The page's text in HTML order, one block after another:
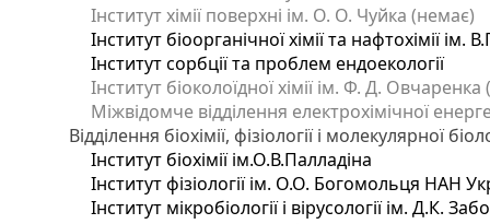
Інститут хімії поверхні ім. О. О. Чуйка (немає)
Інститут біоорганічної хімії та нафтохімії ім.
Інститут сорбції та проблем ендоекології
Інститут біоколоїдної хімії ім. Ф. Д.
Міжвідомче відділення електрохімічної
Відділення біохімії, фізіології і молекулярної
Інститут біохімії ім.О.В.Палладіна
Інститут фізіології ім. О.О. Богомольця НАН
Інститут мікробіології і вірусології ім. Д.К.